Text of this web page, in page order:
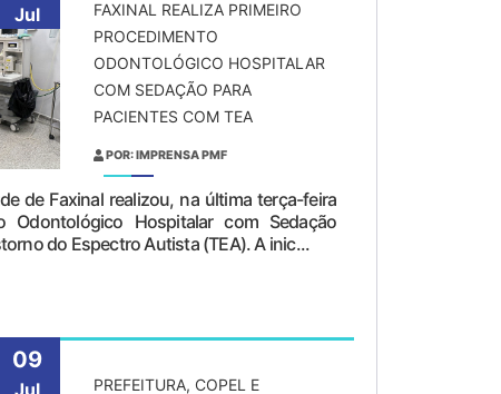
Jul
FAXINAL REALIZA PRIMEIRO
PROCEDIMENTO
ODONTOLÓGICO HOSPITALAR
COM SEDAÇÃO PARA
PACIENTES COM TEA
POR: IMPRENSA PMF
de Faxinal realizou, na última terça-feira
Odontológico Hospitalar com Sedação
do Espectro Autista (TEA). A inic...
09
PREFEITURA, COPEL E